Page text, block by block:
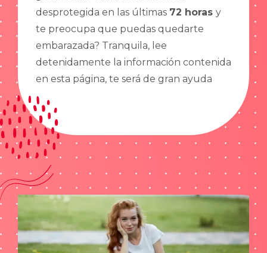
desprotegida en las últimas 72 horas y
te preocupa que puedas quedarte
embarazada? Tranquila, lee
detenidamente la información contenida
en esta página, te será de gran ayuda